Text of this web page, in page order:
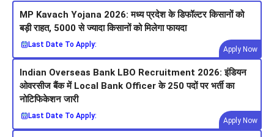
MP Kavach Yojana 2026: मध्य प्रदेश के डिफॉल्टर किसानों को
बड़ी राहत, 5000 से ज्यादा किसानों को मिलेगा फायदा
Last Date To Apply:
Apply Now
Indian Overseas Bank LBO Recruitment 2026: इंडियन
ओवरसीज बैंक में Local Bank Officer के 250 पदों पर भर्ती का
नोटिफिकेशन जारी
Last Date To Apply:
Apply Now